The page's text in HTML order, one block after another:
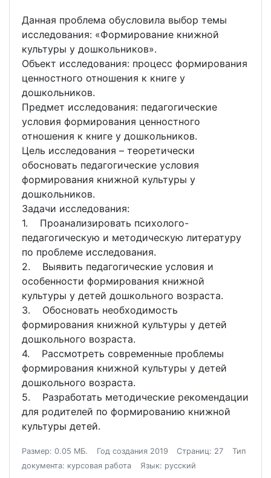
Данная проблема обусловила выбор темы
исследования: «Формирование книжной
культуры у дошкольников».
Объект исследования: процесс формирования
ценностного отношения к книге у
дошкольников.
Предмет исследования: педагогические
условия формирования ценностного
отношения к книге у дошкольников.
Цель исследования – теоретически
обосновать педагогические условия
формирования книжной культуры у
дошкольников.
Задачи исследования:
1. Проанализировать психолого-
педагогическую и методическую литературу
по проблеме исследования.
2. Выявить педагогические условия и
особенности формирования книжной
культуры у детей дошкольного возраста.
3. Обосновать необходимость
формирования книжной культуры у детей
дошкольного возраста.
4. Рассмотреть современные проблемы
формирования книжной культуры у детей
дошкольного возраста.
5. Разработать методические рекомендации
для родителей по формированию книжной
культуры детей.
Размер: 0.05 МБ. Год создания 2019 Страниц: 27
Тип
документа: курсовая работа
Язык: русский